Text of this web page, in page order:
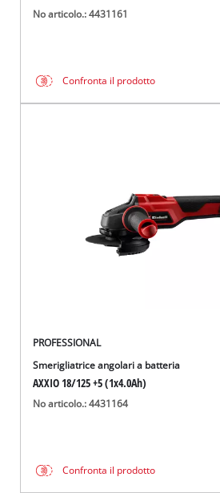
No articolo.: 4431161
Confronta il prodotto
PROFESSIONAL
Smerigliatrice angolari a batteria
AXXIO 18/125 +5 (1x4.0Ah)
No articolo.: 4431164
Confronta il prodotto